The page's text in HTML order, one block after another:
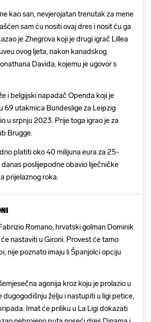
kao san, nevjerojatan trenutak za mene
sam ću nositi ovaj dres i nosit ću ga
je Zhegrova koji je drugi igrač Lillea
ovog ljeta, nakon kanadskog
Davida, kojemu je ugovor s
i belgijski napadač Openda koji je
69 utakmica Bundeslige za Leipzig
u srpnju 2023. Prije toga igrao je za
Brugge.
platiti oko 40 milijuna eura za 25-
poslijepodne obavio liječničke
prijelaznog roka.
Romano, hrvatski golman Dominik
nastaviti u Gironi. Provest će tamo
nije poznato imaju li Španjolci opciju
agonija kroz koju je prolazio u
dugogodišnju želju i nastupiti u ligi petice,
Imat će priliku u La Ligi dokazati